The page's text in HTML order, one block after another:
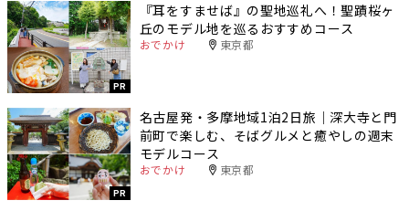
PR
『耳をすませば』の聖地巡礼へ！聖蹟桜ヶ
丘のモデル地を巡るおすすめコース
おでかけ 東京都
PR
名古屋発・多摩地域1泊2日旅｜深大寺と門
前町で楽しむ、そばグルメと癒やしの週末
モデルコース
おでかけ 東京都